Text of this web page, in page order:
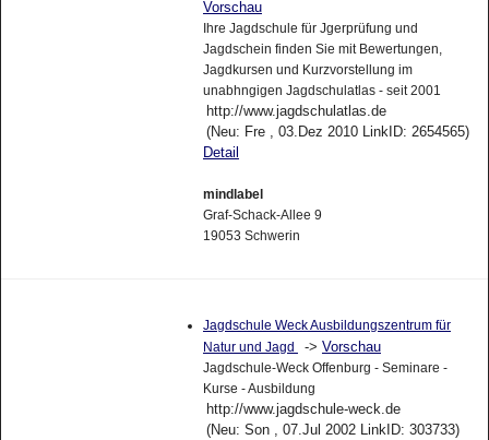
Vorschau
Ihre Jagdschule für Jgerprüfung und
Jagdschein finden Sie mit Bewertungen,
Jagdkursen und Kurzvorstellung im
unabhngigen Jagdschulatlas - seit 2001
http://www.jagdschulatlas.de
(Neu: Fre , 03.Dez 2010 LinkID: 2654565)
Detail
mindlabel
Graf-Schack-Allee 9
19053 Schwerin
Jagdschule Weck Ausbildungszentrum für
Natur und Jagd
-> Vorschau
Jagdschule-Weck Offenburg - Seminare -
Kurse - Ausbildung
http://www.jagdschule-weck.de
(Neu: Son , 07.Jul 2002 LinkID: 303733)